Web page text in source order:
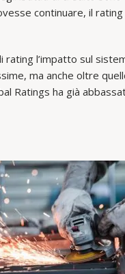
continuare, il
rating l’impatto sul
ma anche oltre
Ratings ha già